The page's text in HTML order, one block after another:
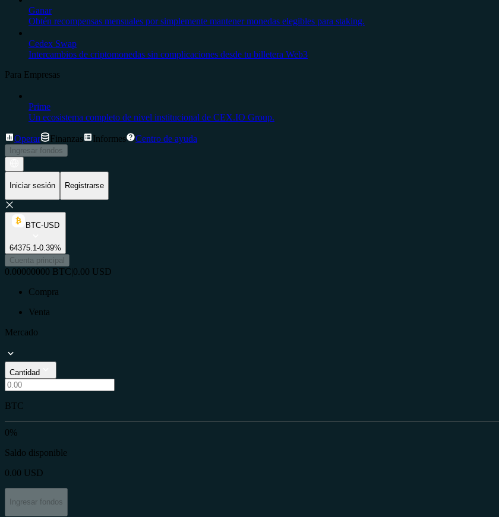
Ganar
Obtén recompensas mensuales por simplemente mantener monedas elegibles para staking.
Cedex Swap
Intercambios de criptomonedas sin complicaciones desde tu billetera Web3
Para Empresas
Prime
Un ecosistema completo de nivel institucional de CEX.IO Group.
Operar Finanzas Informes Centro de ayuda
Ingresar fondos
Iniciar sesión Registrarse
BTC-USD
64375.1-0.39%
Cuenta principal
0.00000000 BTC|0.00 USD
Compra
Venta
Mercado
Cantidad
BTC
0%
Saldo disponible
0.00 USD
Ingresar fondos